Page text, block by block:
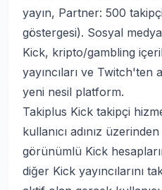
yayın, Partner: 500
göstergesi). Sosyal
Kick, kripto/gambling
yayıncıları ve Twitch'ten
yeni nesil platform.
Takiplus Kick takipçi
kullanıcı adınız
görünümlü Kick
diğer Kick yayıncılarını